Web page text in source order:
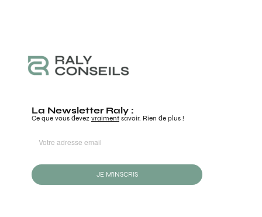
La Newsletter Raly :
Ce que vous devez vraiment savoir. Rien de plus !
JE M'INSCRIS